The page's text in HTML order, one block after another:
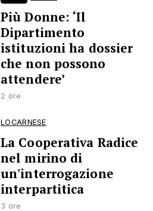
Più Donne: ‘Il
Dipartimento
istituzioni ha dossier
che non possono
attendere’
2 ore
LOCARNESE
La Cooperativa Radice
nel mirino di
un'interrogazione
interpartitica
3 ore